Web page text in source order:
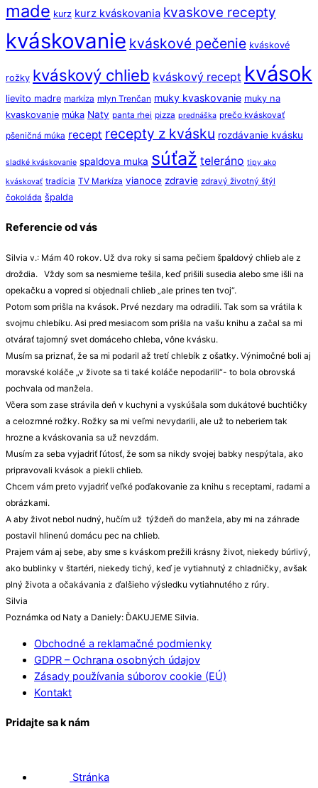
made kurz kurz kváskovania kvaskove recepty
kváskovanie kváskové pečenie kváskové
rožky kváskový chlieb kváskový recept kvások
lievito madre markíza mlyn Trenčan muky kvaskovanie muky na
kvaskovanie múka Naty panta rhei pizza prednáška prečo kváskovať
pšeničná múka recept recepty z kvásku rozdávanie kvásku
sladké kváskovanie spaldova muka súťaž teleráno tipy ako
kváskovať tradícia TV Markíza vianoce zdravie zdravý životný štýl
čokoláda špalda
Referencie od vás
Silvia v.: Mám 40 rokov. Už dva roky si sama pečiem špaldový chlieb ale z
droždia. Vždy som sa nesmierne tešila, keď prišili susedia alebo sme išli na
opekačku a vopred si objednali chlieb „ale prines ten tvoj“.
Potom som prišla na kvások. Prvé nezdary ma odradili. Tak som sa vrátila k
svojmu chlebíku. Asi pred mesiacom som prišla na vašu knihu a začal sa mi
otvárať tajomný svet domáceho chleba, vône kvásku.
Musím sa priznať, že sa mi podaril až tretí chlebík z ošatky. Výnimočné boli aj
moravské koláče „v živote sa ti také koláče nepodarili“- to bola obrovská
pochvala od manžela.
Včera som zase strávila deň v kuchyni a vyskúšala som dukátové buchtičky
a celozrnné rožky. Rožky sa mi veľmi nevydarili, ale už to neberiem tak
hrozne a kváskovania sa už nevzdám.
Musím za seba vyjadriť ľútosť, že som sa nikdy svojej babky nespýtala, ako
pripravovali kvások a piekli chlieb.
Chcem vám preto vyjadriť veľké poďakovanie za knihu s receptami, radami a
obrázkami.
A aby život nebol nudný, hučím už týždeň do manžela, aby mi na záhrade
postavil hlinenú domácu pec na chlieb.
Prajem vám aj sebe, aby sme s kváskom prežili krásny život, niekedy búrlivý,
ako bublinky v štartéri, niekedy tichý, keď je vytiahnutý z chladničky, avšak
plný života a očakávania z ďalšieho výsledku vytiahnutého z rúry.
Silvia
Poznámka od Naty a Daniely: ĎAKUJEME Silvia.
Obchodné a reklamačné podmienky
GDPR – Ochrana osobných údajov
Zásady používania súborov cookie (EÚ)
Kontakt
Pridajte sa k nám
Stránka